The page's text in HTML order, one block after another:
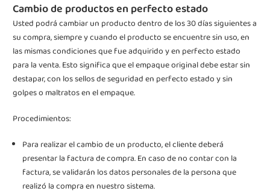
Cambio de productos en perfecto estado
Usted podrá cambiar un producto dentro de los 30 días siguientes a
su compra, siempre y cuando el producto se encuentre sin uso, en
las mismas condiciones que fue adquirido y en perfecto estado
para la venta. Esto significa que el empaque original debe estar sin
destapar, con los sellos de seguridad en perfecto estado y sin
golpes o maltratos en el empaque.
Procedimientos:
Para realizar el cambio de un producto, el cliente deberá
presentar la factura de compra. En caso de no contar con la
factura, se validarán los datos personales de la persona que
realizó la compra en nuestro sistema.